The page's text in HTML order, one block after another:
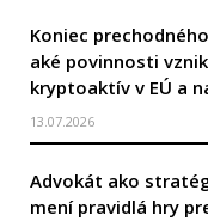
Koniec
aké povinnosti
kryptoaktív v EÚ a
13.07.2026
Advokát ako
mení pravidlá hry